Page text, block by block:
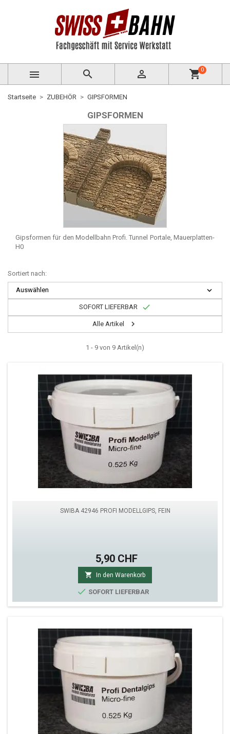
   shopping_cart0
Startseite ZUBEHÖR GIPSFORMEN
GIPSFORMEN
Gipsformen für den Modellbahn Profi. Tunnel Portale, Mauerplatten-
H0
Sortiert nach:
Auswählen 
SOFORT LIEFERBAR 
Alle Artikel 
1 - 9 von 9 Artikel(n)
SWIBA 42946 PROFI MODELLGIPS, FEIN
5,90 CHF
 In den Warenkorb
 SOFORT LIEFERBAR